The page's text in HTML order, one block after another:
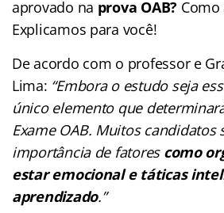
aprovado na prova OAB? Como
Explicamos para você!
De acordo com o professor e
Lima: “Embora o estudo seja
único elemento que
Exame OAB. Muitos candidatos
importância de fatores como
estar emocional e táticas
aprendizado.”